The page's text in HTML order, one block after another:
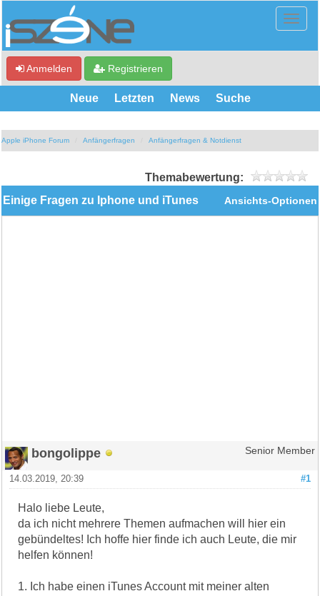
Anmelden Registrieren
Neue Letzten News Suche
Apple iPhone Forum Anfängerfragen Anfängerfragen & Notdienst
Themabewertung:
Ansichts-Optionen
Einige Fragen zu Iphone und iTunes
bongolippe Senior Member
#1
14.03.2019, 20:39
Halo liebe Leute,
da ich nicht mehrere Themen aufmachen will hier ein
gebündeltes! Ich hoffe hier finde ich auch Leute, die mir
helfen können!
1. Ich habe einen iTunes Account mit meiner alten